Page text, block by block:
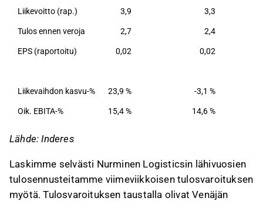
uusiin reitteihin, kuten Ruotsin ja Espanjan
liiketoiminnan kehitystä seurataan tarkasti
Tämä sisältö on tekoälyn tuottamaa. Anna siihen
liittyvää palautetta Inderesin
Liikevoitto (rap.) 3,9 3,3
Tulos ennen veroja 2,7 2,4
EPS (raportoitu) 0,02 0,02
Liikevaihdon kasvu-% 23,9 % -3,1 %
Oik. EBITA-% 15,4 % 14,6 %
Lähde: Inderes
Laskimme selvästi Nurminen Logisticsin lähivuosien
tulosennusteitamme viimeviikkoisen tulosvaroituksen
myötä. Tulosvaroituksen taustalla olivat Venäjän